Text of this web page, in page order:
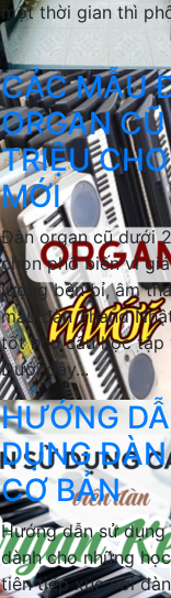
một thời gian thì
CÁC MẪU
ORGAN
TRIỆU
MỚI
Đàn organ cũ dưới
chọn phổ biến vì
lượng bền bỉ, âm
mẫu đàn 2hand
tốt nhu cầu học tập
Dưới đây...
HƯỚNG
DỤNG ĐÀN
CƠ BẢN
Hướng dẫn sử
dành cho những
tiên tiếp xúc với